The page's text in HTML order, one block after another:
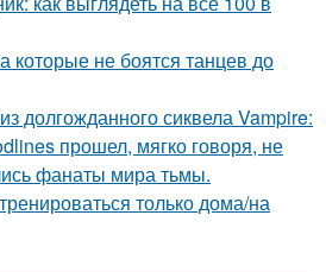
которые не боятся танцев до
долгожданного сиквела Vampire:
прошел, мягко говоря, не
фанаты мира тьмы.
только дома/на